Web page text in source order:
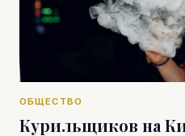
ОБЩЕСТВО
Курильщиков на